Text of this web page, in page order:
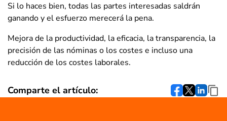
Si lo haces bien, todas las partes interesadas saldrán
ganando y el esfuerzo merecerá la pena.
Mejora de la productividad, la eficacia, la transparencia, la
precisión de las nóminas o los costes e incluso una
reducción de los costes laborales.
Comparte el artículo: